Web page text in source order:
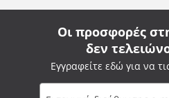
Οι προσφορές
δεν
Εγγραφείτε εδώ για να